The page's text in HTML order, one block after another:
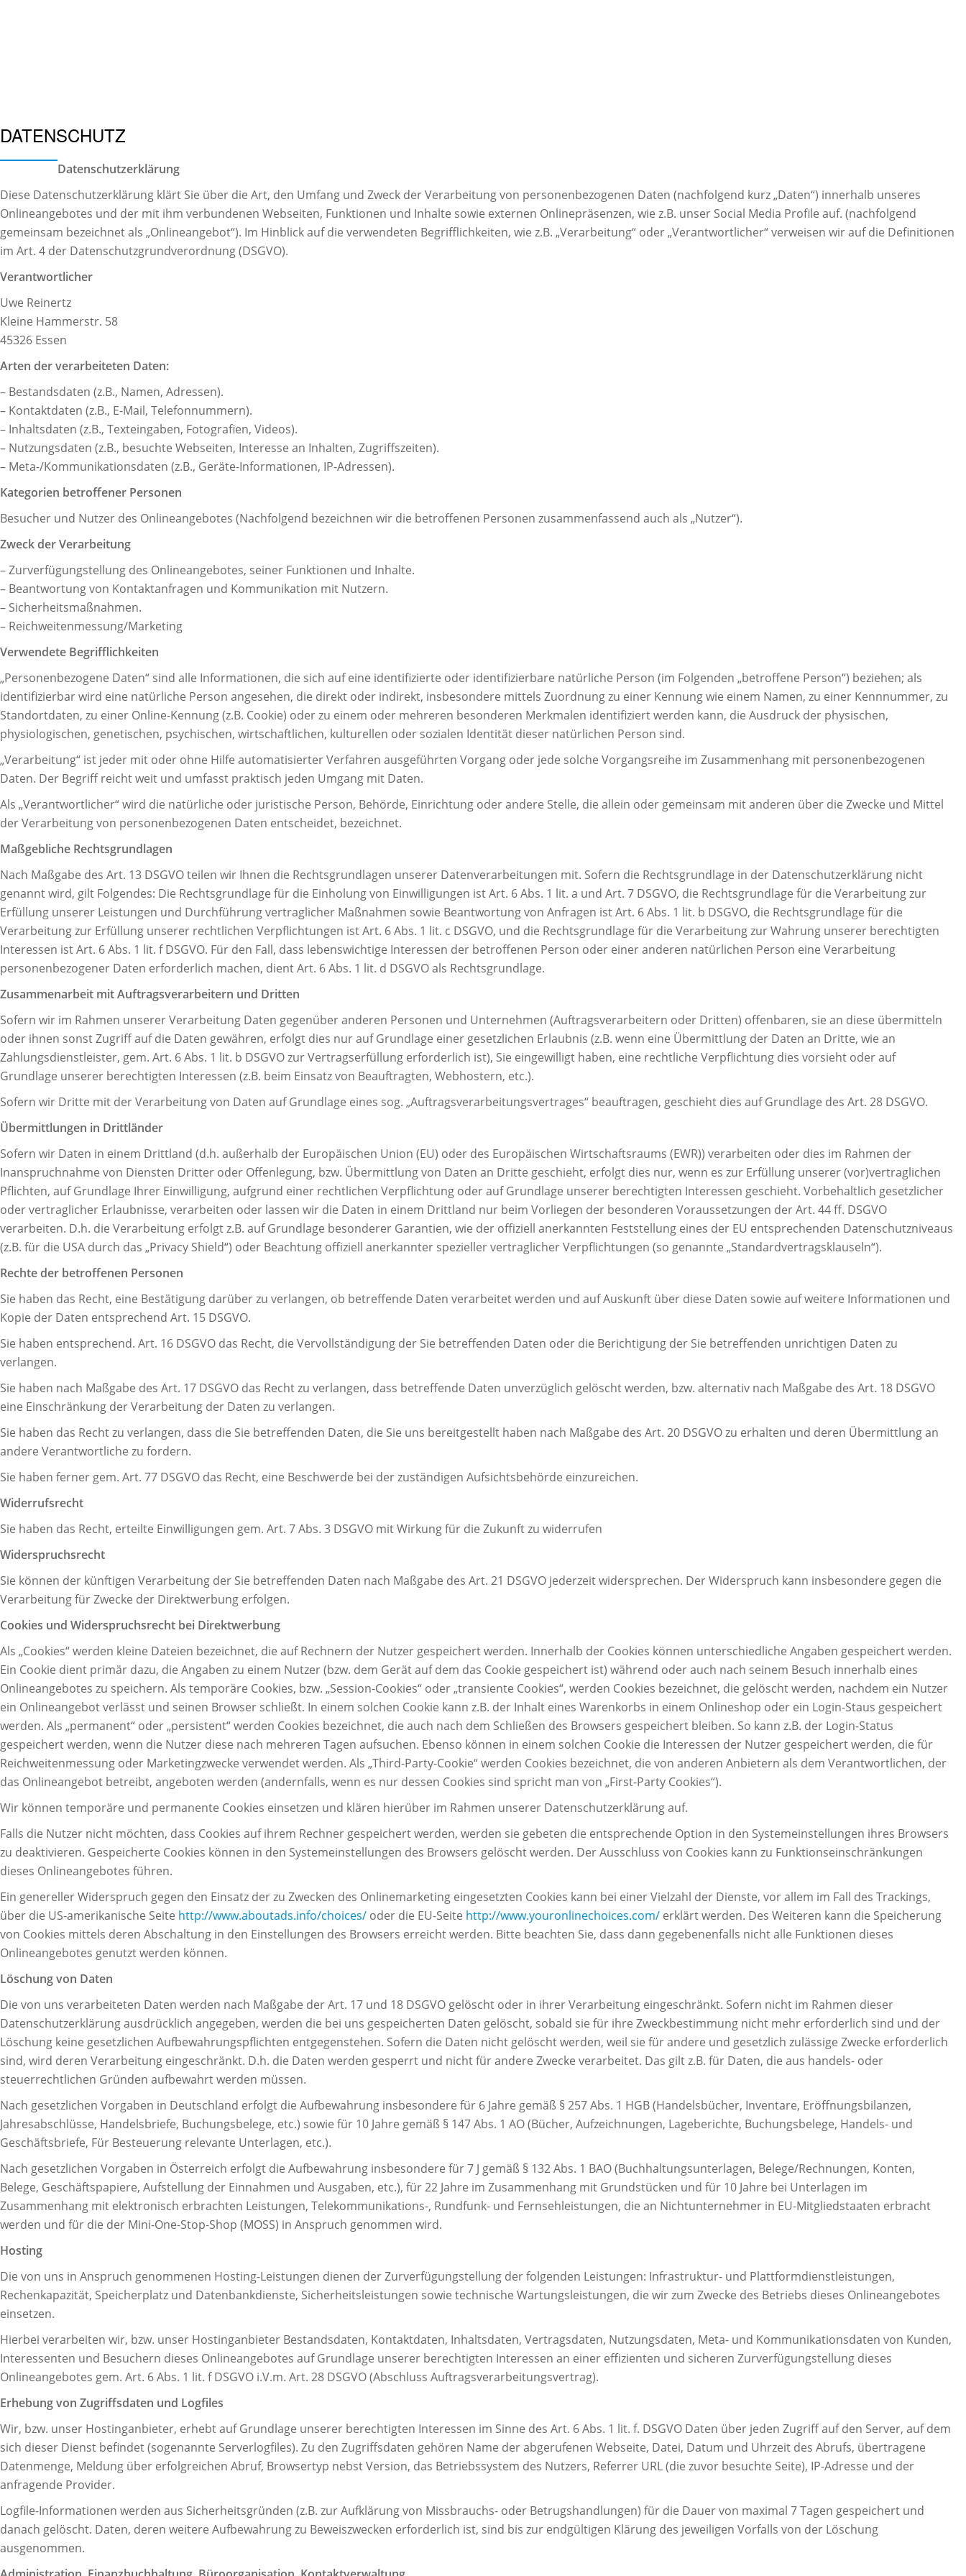
DATENSCHUTZ
Datenschutzerklärung
Diese Datenschutzerklärung klärt Sie über die Art, den Umfang und Zweck der Verarbeitung von personenbezogenen Daten (nachfolgend kurz „Daten“) innerhalb unseres
Onlineangebotes und der mit ihm verbundenen Webseiten, Funktionen und Inhalte sowie externen Onlinepräsenzen, wie z.B. unser Social Media Profile auf. (nachfolgend
gemeinsam bezeichnet als „Onlineangebot“). Im Hinblick auf die verwendeten Begrifflichkeiten, wie z.B. „Verarbeitung“ oder „Verantwortlicher“ verweisen wir auf die Definitionen
im Art. 4 der Datenschutzgrundverordnung (DSGVO).
Verantwortlicher
Uwe Reinertz
Kleine Hammerstr. 58
45326 Essen
Arten der verarbeiteten Daten:
– Bestandsdaten (z.B., Namen, Adressen).
– Kontaktdaten (z.B., E-Mail, Telefonnummern).
– Inhaltsdaten (z.B., Texteingaben, Fotografien, Videos).
– Nutzungsdaten (z.B., besuchte Webseiten, Interesse an Inhalten, Zugriffszeiten).
– Meta-/Kommunikationsdaten (z.B., Geräte-Informationen, IP-Adressen).
Kategorien betroffener Personen
Besucher und Nutzer des Onlineangebotes (Nachfolgend bezeichnen wir die betroffenen Personen zusammenfassend auch als „Nutzer“).
Zweck der Verarbeitung
– Zurverfügungstellung des Onlineangebotes, seiner Funktionen und Inhalte.
– Beantwortung von Kontaktanfragen und Kommunikation mit Nutzern.
– Sicherheitsmaßnahmen.
– Reichweitenmessung/Marketing
Verwendete Begrifflichkeiten
„Personenbezogene Daten“ sind alle Informationen, die sich auf eine identifizierte oder identifizierbare natürliche Person (im Folgenden „betroffene Person“) beziehen; als
identifizierbar wird eine natürliche Person angesehen, die direkt oder indirekt, insbesondere mittels Zuordnung zu einer Kennung wie einem Namen, zu einer Kennnummer, zu
Standortdaten, zu einer Online-Kennung (z.B. Cookie) oder zu einem oder mehreren besonderen Merkmalen identifiziert werden kann, die Ausdruck der physischen,
physiologischen, genetischen, psychischen, wirtschaftlichen, kulturellen oder sozialen Identität dieser natürlichen Person sind.
„Verarbeitung“ ist jeder mit oder ohne Hilfe automatisierter Verfahren ausgeführten Vorgang oder jede solche Vorgangsreihe im Zusammenhang mit personenbezogenen
Daten. Der Begriff reicht weit und umfasst praktisch jeden Umgang mit Daten.
Als „Verantwortlicher“ wird die natürliche oder juristische Person, Behörde, Einrichtung oder andere Stelle, die allein oder gemeinsam mit anderen über die Zwecke und Mittel
der Verarbeitung von personenbezogenen Daten entscheidet, bezeichnet.
Maßgebliche Rechtsgrundlagen
Nach Maßgabe des Art. 13 DSGVO teilen wir Ihnen die Rechtsgrundlagen unserer Datenverarbeitungen mit. Sofern die Rechtsgrundlage in der Datenschutzerklärung nicht
genannt wird, gilt Folgendes: Die Rechtsgrundlage für die Einholung von Einwilligungen ist Art. 6 Abs. 1 lit. a und Art. 7 DSGVO, die Rechtsgrundlage für die Verarbeitung zur
Erfüllung unserer Leistungen und Durchführung vertraglicher Maßnahmen sowie Beantwortung von Anfragen ist Art. 6 Abs. 1 lit. b DSGVO, die Rechtsgrundlage für die
Verarbeitung zur Erfüllung unserer rechtlichen Verpflichtungen ist Art. 6 Abs. 1 lit. c DSGVO, und die Rechtsgrundlage für die Verarbeitung zur Wahrung unserer berechtigten
Interessen ist Art. 6 Abs. 1 lit. f DSGVO. Für den Fall, dass lebenswichtige Interessen der betroffenen Person oder einer anderen natürlichen Person eine Verarbeitung
personenbezogener Daten erforderlich machen, dient Art. 6 Abs. 1 lit. d DSGVO als Rechtsgrundlage.
Zusammenarbeit mit Auftragsverarbeitern und Dritten
Sofern wir im Rahmen unserer Verarbeitung Daten gegenüber anderen Personen und Unternehmen (Auftragsverarbeitern oder Dritten) offenbaren, sie an diese übermitteln
oder ihnen sonst Zugriff auf die Daten gewähren, erfolgt dies nur auf Grundlage einer gesetzlichen Erlaubnis (z.B. wenn eine Übermittlung der Daten an Dritte, wie an
Zahlungsdienstleister, gem. Art. 6 Abs. 1 lit. b DSGVO zur Vertragserfüllung erforderlich ist), Sie eingewilligt haben, eine rechtliche Verpflichtung dies vorsieht oder auf
Grundlage unserer berechtigten Interessen (z.B. beim Einsatz von Beauftragten, Webhostern, etc.).
Sofern wir Dritte mit der Verarbeitung von Daten auf Grundlage eines sog. „Auftragsverarbeitungsvertrages“ beauftragen, geschieht dies auf Grundlage des Art. 28 DSGVO.
Übermittlungen in Drittländer
Sofern wir Daten in einem Drittland (d.h. außerhalb der Europäischen Union (EU) oder des Europäischen Wirtschaftsraums (EWR)) verarbeiten oder dies im Rahmen der
Inanspruchnahme von Diensten Dritter oder Offenlegung, bzw. Übermittlung von Daten an Dritte geschieht, erfolgt dies nur, wenn es zur Erfüllung unserer (vor)vertraglichen
Pflichten, auf Grundlage Ihrer Einwilligung, aufgrund einer rechtlichen Verpflichtung oder auf Grundlage unserer berechtigten Interessen geschieht. Vorbehaltlich gesetzlicher
oder vertraglicher Erlaubnisse, verarbeiten oder lassen wir die Daten in einem Drittland nur beim Vorliegen der besonderen Voraussetzungen der Art. 44 ff. DSGVO
verarbeiten. D.h. die Verarbeitung erfolgt z.B. auf Grundlage besonderer Garantien, wie der offiziell anerkannten Feststellung eines der EU entsprechenden Datenschutzniveaus
(z.B. für die USA durch das „Privacy Shield“) oder Beachtung offiziell anerkannter spezieller vertraglicher Verpflichtungen (so genannte „Standardvertragsklauseln“).
Rechte der betroffenen Personen
Sie haben das Recht, eine Bestätigung darüber zu verlangen, ob betreffende Daten verarbeitet werden und auf Auskunft über diese Daten sowie auf weitere Informationen und
Kopie der Daten entsprechend Art. 15 DSGVO.
Sie haben entsprechend. Art. 16 DSGVO das Recht, die Vervollständigung der Sie betreffenden Daten oder die Berichtigung der Sie betreffenden unrichtigen Daten zu
verlangen.
Sie haben nach Maßgabe des Art. 17 DSGVO das Recht zu verlangen, dass betreffende Daten unverzüglich gelöscht werden, bzw. alternativ nach Maßgabe des Art. 18 DSGVO
eine Einschränkung der Verarbeitung der Daten zu verlangen.
Sie haben das Recht zu verlangen, dass die Sie betreffenden Daten, die Sie uns bereitgestellt haben nach Maßgabe des Art. 20 DSGVO zu erhalten und deren Übermittlung an
andere Verantwortliche zu fordern.
Sie haben ferner gem. Art. 77 DSGVO das Recht, eine Beschwerde bei der zuständigen Aufsichtsbehörde einzureichen.
Widerrufsrecht
Sie haben das Recht, erteilte Einwilligungen gem. Art. 7 Abs. 3 DSGVO mit Wirkung für die Zukunft zu widerrufen
Widerspruchsrecht
Sie können der künftigen Verarbeitung der Sie betreffenden Daten nach Maßgabe des Art. 21 DSGVO jederzeit widersprechen. Der Widerspruch kann insbesondere gegen die
Verarbeitung für Zwecke der Direktwerbung erfolgen.
Cookies und Widerspruchsrecht bei Direktwerbung
Als „Cookies“ werden kleine Dateien bezeichnet, die auf Rechnern der Nutzer gespeichert werden. Innerhalb der Cookies können unterschiedliche Angaben gespeichert werden.
Ein Cookie dient primär dazu, die Angaben zu einem Nutzer (bzw. dem Gerät auf dem das Cookie gespeichert ist) während oder auch nach seinem Besuch innerhalb eines
Onlineangebotes zu speichern. Als temporäre Cookies, bzw. „Session-Cookies“ oder „transiente Cookies“, werden Cookies bezeichnet, die gelöscht werden, nachdem ein Nutzer
ein Onlineangebot verlässt und seinen Browser schließt. In einem solchen Cookie kann z.B. der Inhalt eines Warenkorbs in einem Onlineshop oder ein Login-Staus gespeichert
werden. Als „permanent“ oder „persistent“ werden Cookies bezeichnet, die auch nach dem Schließen des Browsers gespeichert bleiben. So kann z.B. der Login-Status
gespeichert werden, wenn die Nutzer diese nach mehreren Tagen aufsuchen. Ebenso können in einem solchen Cookie die Interessen der Nutzer gespeichert werden, die für
Reichweitenmessung oder Marketingzwecke verwendet werden. Als „Third-Party-Cookie“ werden Cookies bezeichnet, die von anderen Anbietern als dem Verantwortlichen, der
das Onlineangebot betreibt, angeboten werden (andernfalls, wenn es nur dessen Cookies sind spricht man von „First-Party Cookies“).
Wir können temporäre und permanente Cookies einsetzen und klären hierüber im Rahmen unserer Datenschutzerklärung auf.
Falls die Nutzer nicht möchten, dass Cookies auf ihrem Rechner gespeichert werden, werden sie gebeten die entsprechende Option in den Systemeinstellungen ihres Browsers
zu deaktivieren. Gespeicherte Cookies können in den Systemeinstellungen des Browsers gelöscht werden. Der Ausschluss von Cookies kann zu Funktionseinschränkungen
dieses Onlineangebotes führen.
Ein genereller Widerspruch gegen den Einsatz der zu Zwecken des Onlinemarketing eingesetzten Cookies kann bei einer Vielzahl der Dienste, vor allem im Fall des Trackings,
über die US-amerikanische Seite http://www.aboutads.info/choices/ oder die EU-Seite http://www.youronlinechoices.com/ erklärt werden. Des Weiteren kann die Speicherung
von Cookies mittels deren Abschaltung in den Einstellungen des Browsers erreicht werden. Bitte beachten Sie, dass dann gegebenenfalls nicht alle Funktionen dieses
Onlineangebotes genutzt werden können.
Löschung von Daten
Die von uns verarbeiteten Daten werden nach Maßgabe der Art. 17 und 18 DSGVO gelöscht oder in ihrer Verarbeitung eingeschränkt. Sofern nicht im Rahmen dieser
Datenschutzerklärung ausdrücklich angegeben, werden die bei uns gespeicherten Daten gelöscht, sobald sie für ihre Zweckbestimmung nicht mehr erforderlich sind und der
Löschung keine gesetzlichen Aufbewahrungspflichten entgegenstehen. Sofern die Daten nicht gelöscht werden, weil sie für andere und gesetzlich zulässige Zwecke erforderlich
sind, wird deren Verarbeitung eingeschränkt. D.h. die Daten werden gesperrt und nicht für andere Zwecke verarbeitet. Das gilt z.B. für Daten, die aus handels- oder
steuerrechtlichen Gründen aufbewahrt werden müssen.
Nach gesetzlichen Vorgaben in Deutschland erfolgt die Aufbewahrung insbesondere für 6 Jahre gemäß § 257 Abs. 1 HGB (Handelsbücher, Inventare, Eröffnungsbilanzen,
Jahresabschlüsse, Handelsbriefe, Buchungsbelege, etc.) sowie für 10 Jahre gemäß § 147 Abs. 1 AO (Bücher, Aufzeichnungen, Lageberichte, Buchungsbelege, Handels- und
Geschäftsbriefe, Für Besteuerung relevante Unterlagen, etc.).
Nach gesetzlichen Vorgaben in Österreich erfolgt die Aufbewahrung insbesondere für 7 J gemäß § 132 Abs. 1 BAO (Buchhaltungsunterlagen, Belege/Rechnungen, Konten,
Belege, Geschäftspapiere, Aufstellung der Einnahmen und Ausgaben, etc.), für 22 Jahre im Zusammenhang mit Grundstücken und für 10 Jahre bei Unterlagen im
Zusammenhang mit elektronisch erbrachten Leistungen, Telekommunikations-, Rundfunk- und Fernsehleistungen, die an Nichtunternehmer in EU-Mitgliedstaaten erbracht
werden und für die der Mini-One-Stop-Shop (MOSS) in Anspruch genommen wird.
Hosting
Die von uns in Anspruch genommenen Hosting-Leistungen dienen der Zurverfügungstellung der folgenden Leistungen: Infrastruktur- und Plattformdienstleistungen,
Rechenkapazität, Speicherplatz und Datenbankdienste, Sicherheitsleistungen sowie technische Wartungsleistungen, die wir zum Zwecke des Betriebs dieses Onlineangebotes
einsetzen.
Hierbei verarbeiten wir, bzw. unser Hostinganbieter Bestandsdaten, Kontaktdaten, Inhaltsdaten, Vertragsdaten, Nutzungsdaten, Meta- und Kommunikationsdaten von Kunden,
Interessenten und Besuchern dieses Onlineangebotes auf Grundlage unserer berechtigten Interessen an einer effizienten und sicheren Zurverfügungstellung dieses
Onlineangebotes gem. Art. 6 Abs. 1 lit. f DSGVO i.V.m. Art. 28 DSGVO (Abschluss Auftragsverarbeitungsvertrag).
Erhebung von Zugriffsdaten und Logfiles
Wir, bzw. unser Hostinganbieter, erhebt auf Grundlage unserer berechtigten Interessen im Sinne des Art. 6 Abs. 1 lit. f. DSGVO Daten über jeden Zugriff auf den Server, auf dem
sich dieser Dienst befindet (sogenannte Serverlogfiles). Zu den Zugriffsdaten gehören Name der abgerufenen Webseite, Datei, Datum und Uhrzeit des Abrufs, übertragene
Datenmenge, Meldung über erfolgreichen Abruf, Browsertyp nebst Version, das Betriebssystem des Nutzers, Referrer URL (die zuvor besuchte Seite), IP-Adresse und der
anfragende Provider.
Logfile-Informationen werden aus Sicherheitsgründen (z.B. zur Aufklärung von Missbrauchs- oder Betrugshandlungen) für die Dauer von maximal 7 Tagen gespeichert und
danach gelöscht. Daten, deren weitere Aufbewahrung zu Beweiszwecken erforderlich ist, sind bis zur endgültigen Klärung des jeweiligen Vorfalls von der Löschung
ausgenommen.